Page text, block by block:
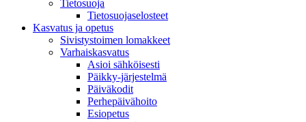
Tietosuoja
Tietosuojaselosteet
Kasvatus ja opetus
Sivistystoimen lomakkeet
Varhaiskasvatus
Asioi sähköisesti
Päikky-järjestelmä
Päiväkodit
Perhepäivähoito
Esiopetus